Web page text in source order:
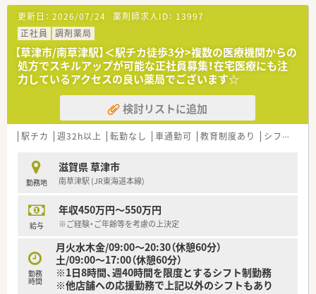
【募集背景と求める人物像について】
■店舗の体制強化に向けた増員募集であり、即戦力としてご活躍
いただける方を急募にて求めています
■店長候補としてキャリアアップを目指したい意欲的な方や、地
域医療に貢献したい方を心より歓迎します
■未経験やブランクがある方でも、教育制度が整っているため安
心して新しい業務に挑戦できる環境です
【想定される業務内容】
■皮膚科と耳鼻科の調剤や監査を中心に、服薬指導やかかりつけ
薬剤師としての業務全般を担当します
や居宅への訪問指導にも携わります
■医師との良好な関係が構築されているため、疑義照会も非常に
スムーズで円滑に業務を進められます
【職場環境と雰囲気】
■現場の雰囲気が良くスタッフ同士の助け合いが浸透しており、
■最新の自動監査システムを導入することで薬剤師の負担を軽
減し、対人業務に集中できる体制です
■20代から30代の若手も多く活躍しており、互いに刺激し合い
ながら共に成長できる活気があります
更新日： 2026/07/24 薬剤師求人ID： 13997
正社員
調剤薬局
【草津市/南草津駅】＜駅チカ徒歩3分>複数の医療機関からの
処方でスキルアップが可能な正社員募集！在宅医療にも注
力しているアクセスの良い薬局でございます☆
検討リストに追加
駅チカ 週32h以上 転勤なし 車通勤可 教育制度あり シフト制
勤務地
滋賀県 草津市
南草津駅 (JR東海道本線)
給与
年収450万円～550万円
※ご経験・ご年齢等を考慮の上決定
勤務
時間
月火水木金/09:00～20:30（休憩60分）
土/09:00～17:00（休憩60分）
※1日8時間、週40時間を限度とするシフト制勤務
※他店舗への応援勤務で上記以外のシフトもあり